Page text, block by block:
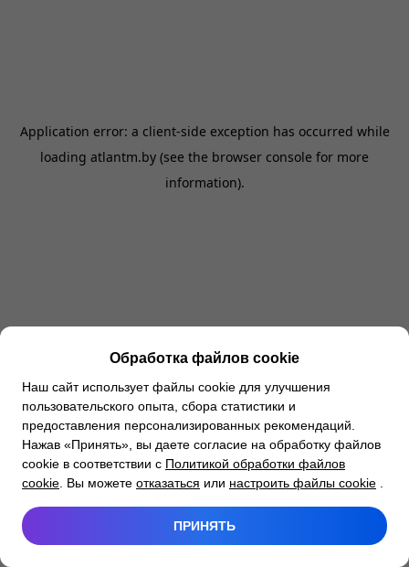
Application error: a client-side exception has occurred while
loading atlantm.by (see the browser console for more
information).
Обработка файлов cookie
Наш сайт использует файлы cookie для улучшения
пользовательского опыта, сбора статистики и
предоставления персонализированных рекомендаций.
Нажав «Принять», вы даете согласие на обработку файлов
cookie в соответствии с Политикой обработки файлов
cookie . Вы можете отказаться или настроить файлы cookie
ПРИНЯТЬ